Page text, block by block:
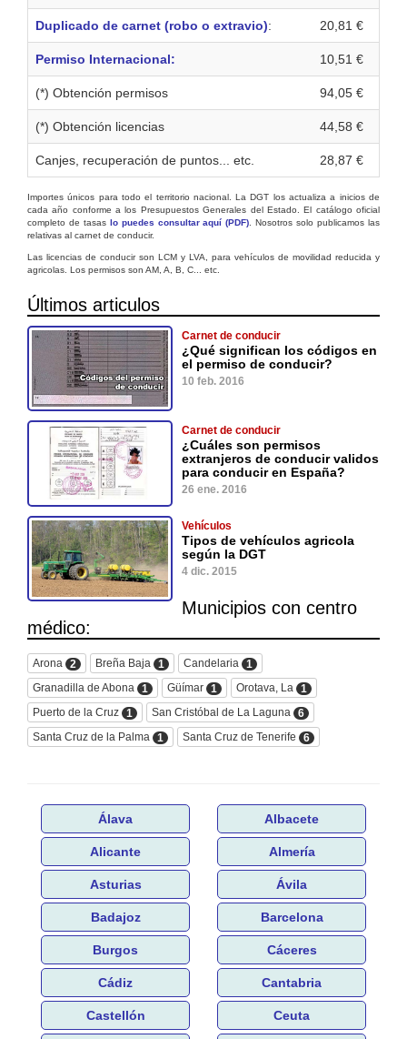
Duplicado de carnet (robo o extravio): 20,81 €
Permiso Internacional: 10,51 €
(*) Obtención permisos 94,05 €
(*) Obtención licencias 44,58 €
Canjes, recuperación de puntos... etc. 28,87 €
Importes únicos para todo el territorio nacional. La DGT los actualiza a inicios de
cada año conforme a los Presupuestos Generales del Estado. El catálogo oficial
completo de tasas lo puedes consultar aquí (PDF) . Nosotros solo publicamos las
relativas al carnet de conducir.
Las licencias de conducir son LCM y LVA, para vehículos de movilidad reducida y
agricolas. Los permisos son AM, A, B, C... etc.
Últimos articulos
Carnet de conducir
¿Qué significan los códigos en
el permiso de conducir?
10 feb. 2016
Carnet de conducir
¿Cuáles son permisos
extranjeros de conducir validos
para conducir en España?
26 ene. 2016
Vehículos
Tipos de vehículos agricola
según la DGT
4 dic. 2015
Municipios con centro
médico:
Arona 2 Breña Baja 1 Candelaria
1
Granadilla de Abona
1 Güímar 1 Orotava, La
1
Puerto de la Cruz 1 San Cristóbal de La Laguna
6
Santa Cruz de la Palma
1 Santa Cruz de Tenerife 6
Álava Albacete
Alicante Almería
Asturias Ávila
Badajoz Barcelona
Burgos Cáceres
Cádiz Cantabria
Castellón Ceuta